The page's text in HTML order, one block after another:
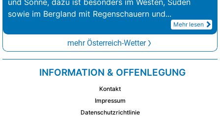
sowie im Bergland mit Regenschauern und...
Mehr lesen
mehr Österreich-Wetter
INFORMATION & OFFENLEGUNG
Kontakt
Impressum
Datenschutzrichtlinie